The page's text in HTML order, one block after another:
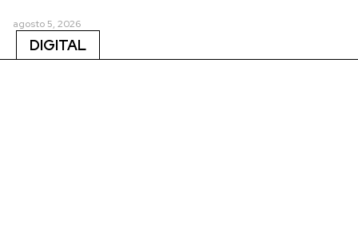
agosto 5, 2026
DIGITAL